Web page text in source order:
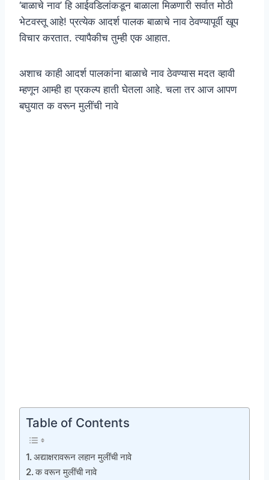
‘बाळाचे नाव’ हि आईवडिलांकडून बाळाला मिळणारी सर्वात मोठी
भेटवस्तू आहे! प्रत्येक आदर्श पालक बाळाचे नाव ठेवण्यापूर्वी खूप
विचार करतात. त्यापैकीच तुम्ही एक आहात.
अशाच काही आदर्श पालकांना बाळाचे नाव ठेवण्यास मदत व्हावी
म्हणून आम्ही हा प्रकल्प हाती घेतला आहे. चला तर आज आपण
बघुयात क वरून मुलींची नावे
Table of Contents
अद्याक्षरावरून लहान मुलींची नावे
क वरून मुलींची नावे